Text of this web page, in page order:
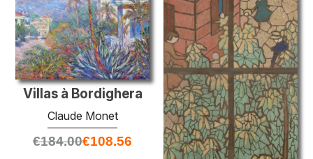
Villas à Bordighera
Claude Monet
€184.00€108.56